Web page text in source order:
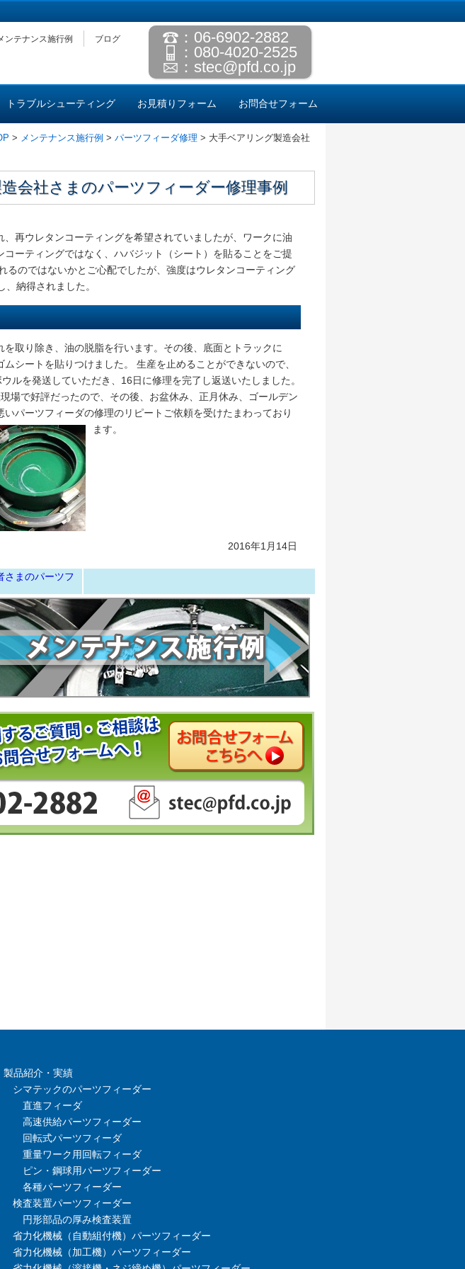
：06-6902-2882
：080-4020-2525
： stec@pfd.co.jp
ンテナンス施行例 ブログ
トラブルシューティング お見積りフォーム お問合せフォーム
> メンテナンス施行例 > パーツフィーダ修理 > 大手ベアリング製造会社
会社さまのパーツフィーダー修理事例
、再ウレタンコーティングを希望されていましたが、ワークに油
ーティングではなく、ハバジット（シート）を貼ることをご提
るのではないかとご心配でしたが、強度はウレタンコーティング
納得されました。
を取り除き、油の脱脂を行います。その後、底面とトラックに
シートを貼りつけました。 生産を止めることができないので、
ルを発送していただき、16日に修理を完了し返送いたしました。
場で好評だったので、その後、お盆休み、正月休み、ゴールデン
パーツフィーダの修理のリピートご依頼を受けたまわっており
ます。
2016年1月14日
さまのパーツフ
製品紹介・実績
シマテックのパーツフィーダー
直進フィーダ
高速供給パーツフィーダー
回転式パーツフィーダ
重量ワーク用回転フィーダ
ピン・鋼球用パーツフィーダー
各種パーツフィーダー
検査装置パーツフィーダー
円形部品の厚み検査装置
省力化機械（自動組付機）パーツフィーダー
省力化機械（加工機）パーツフィーダー